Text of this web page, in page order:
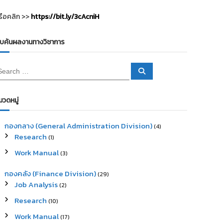
อคลิก >>https://bit.ly/3cAcniH
ค้นผลงานทางวิชาการ
S
วดหมู่
กองกลาง (General Administration Division)(4)
Research (1)
Work Manual(3)
กองคลัง (Finance Division)(29)
Job Analysis(2)
Research (10)
Work Manual(17)